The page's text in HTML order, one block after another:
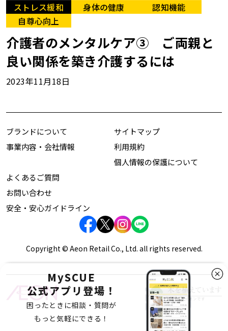
ストレス緩和 身体の健康
認知機能
自尊心向上
介護者のメンタルケア③ ご両親と
良い関係を築き介護するには
2023年11月18日
MySCUE
公式アプリ登場！
困ったときに相談・質問が
もっと気軽にできる！
ブランドについて
事業内容・会社情報
サイトマップ
利用規約
個人情報の保護について
よくあるご質問
お問い合わせ
安全・安心ガイドライン
Copyright © Aeon Retail Co., Ltd. all rights reserved.